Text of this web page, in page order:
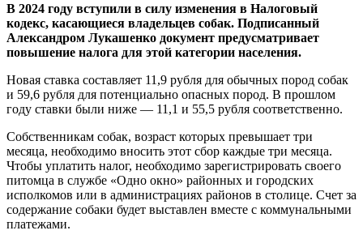
В 2024 году вступили в силу изменения в Налоговый
кодекс, касающиеся владельцев собак. Подписанный
Александром Лукашенко документ предусматривает
повышение налога для этой категории населения.
Новая ставка составляет 11,9 рубля для обычных пород собак
и 59,6 рубля для потенциально опасных пород. В прошлом
году ставки были ниже — 11,1 и 55,5 рубля соответственно.
Собственникам собак, возраст которых превышает три
месяца, необходимо вносить этот сбор каждые три месяца.
Чтобы уплатить налог, необходимо зарегистрировать своего
питомца в службе «Одно окно» районных и городских
исполкомов или в администрациях районов в столице. Счет за
содержание собаки будет выставлен вместе с коммунальными
платежами.